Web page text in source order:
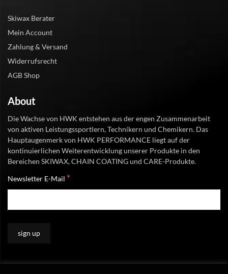
Skiwax Berater
Mein Account
Zahlung & Versand
Widerrufsrecht
AGB Shop
About
Die Wachse von HWK entstehen aus der engen Zusammenarbeit
von aktiven Leistungssportlern, Technikern und Chemikern. Das
Hauptaugenmerk von HWK PERFORMANCE liegt auf der
kontinuierlichen Weiterentwicklung unserer Produkte in den
Bereichen SKIWAX, CHAIN COATING und CARE-Produkte.
Newsletter E-Mail *